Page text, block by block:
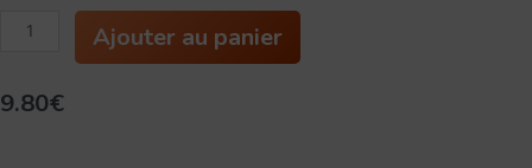
quantité
-
Ajouter au panier
9.80€